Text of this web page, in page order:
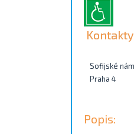
Kontakty
Sofijské
Praha 4
Popis: